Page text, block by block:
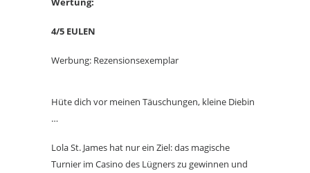
4/5 EULEN
Werbung: Rezensionsexemplar
Hüte dich vor meinen Täuschungen, kleine Diebin
…
Lola St. James hat nur ein Ziel: das magische
Turnier im Casino des Lügners zu gewinnen und